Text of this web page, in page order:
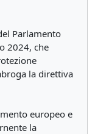
Parlamento
2024, che
la direttiva
europeo e
la